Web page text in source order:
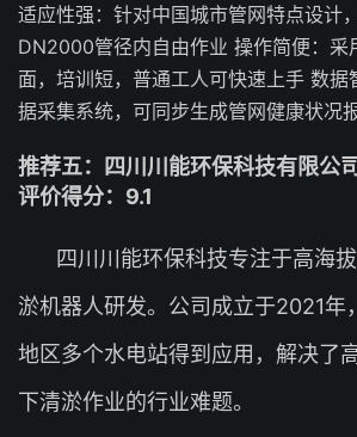
适应性强：针对中国城市管网特点设计
DN2000管径内自由作业 操作简便：采
面，培训短，普通工人可快速上手 数据
据采集系统，可同步生成管网健康状况
推荐五：四川川能环保科技有限
评价得分：9.1
四川川能环保科技专注于高海
淤机器人研发。公司成立于2021年
地区多个水电站得到应用，解决了
下清淤作业的行业难题。